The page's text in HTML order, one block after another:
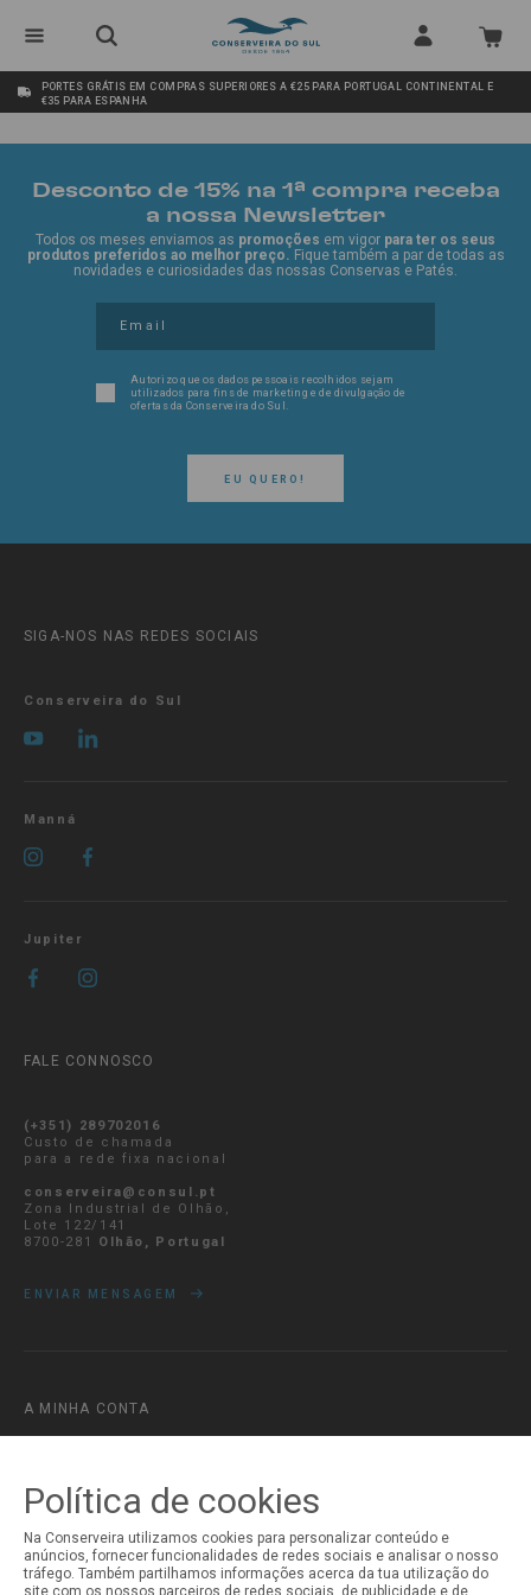
PORTES GRÁTIS EM COMPRAS SUPERIORES A €25 PARA PORTUGAL CONTINENTAL E
€35 PARA ESPANHA
Desconto de 15% na 1ª compra receba
a nossa Newsletter
Todos os meses enviamos as promoções em vigor para ter os seus
produtos preferidos ao melhor preço. Fique também a par de todas as
novidades e curiosidades das nossas Conservas e Patés.
EU QUERO!
Autorizo que os dados pessoais recolhidos sejam
utilizados para fins de marketing e de divulgação de
ofertas da Conserveira do Sul.
SIGA-NOS NAS REDES SOCIAIS
Conserveira do Sul
Manná
Jupiter
FALE CONNOSCO
(+351) 289702016
Custo de chamada
para a rede fixa nacional
conserveira@consul.pt
Zona Industrial de Olhão,
Lote 122/141
8700-281 Olhão, Portugal
ENVIAR MENSAGEM
A MINHA CONTA
Política de cookies
Na Conserveira utilizamos cookies para personalizar conteúdo e
anúncios, fornecer funcionalidades de redes sociais e analisar o nosso
tráfego. Também partilhamos informações acerca da tua utilização do
site com os nossos parceiros de redes sociais, de publicidade e de